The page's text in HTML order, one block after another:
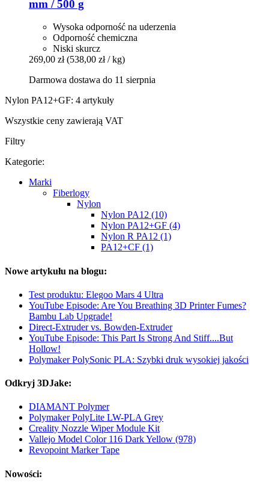
mm / 500 g
Wysoka odporność na uderzenia
Odporność chemiczna
Niski skurcz
269,00 zł (538,00 zł / kg)
Darmowa dostawa do 11 sierpnia
Nylon PA12+GF: 4 artykuły
Wszystkie ceny zawierają VAT
Filtry
Kategorie:
Marki
Fiberlogy
Nylon
Nylon PA12 (10)
Nylon PA12+GF (4)
Nylon R PA12 (1)
PA12+CF (1)
Nowe artykułu na blogu:
Test produktu: Elegoo Mars 4 Ultra
YouTube Episode: Are You Breathing 3D Printer Fumes?
Bambu Lab Upgrade!
Direct-Extruder vs. Bowden-Extruder
YouTube Episode: This Part Is Strong And Stiff....But
Hollow!
Polymaker PolySonic PLA: Szybki druk wysokiej jakości
Odkryj 3DJake:
DIAMANT Polymer
Polymaker PolyLite LW-PLA Grey
Creality Nozzle Wiper Module Kit
Vallejo Model Color 116 Dark Yellow (978)
Revopoint Marker Tape
Nowości: